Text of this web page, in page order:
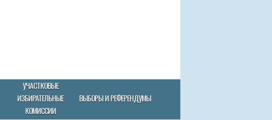
УЧАСТКОВЫЕ
ИЗБИРАТЕЛЬНЫЕ
КОМИССИИ
ВЫБОРЫ И РЕФЕРЕНДУМЫ